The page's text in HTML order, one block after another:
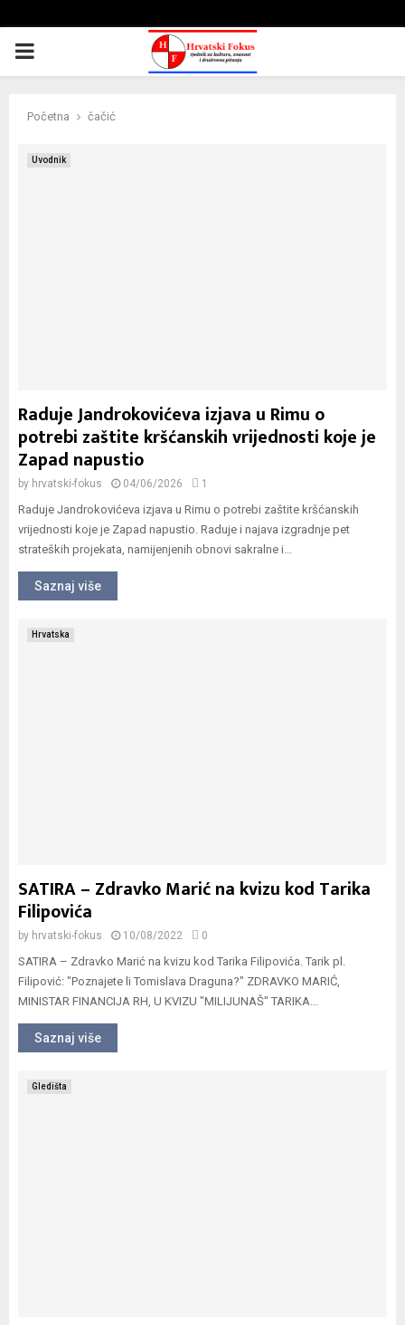
PRIMARY
Početna čačić
Uvodnik
Raduje Jandrokovićeva izjava u Rimu o
potrebi zaštite kršćanskih vrijednosti koje je
Zapad napustio
by hrvatski-fokus 04/06/2026 1
Raduje Jandrokovićeva izjava u Rimu o potrebi zaštite kršćanskih
vrijednosti koje je Zapad napustio. Raduje i najava izgradnje pet
strateških projekata, namijenjenih obnovi sakralne i...
Saznaj više
Hrvatska
SATIRA – Zdravko Marić na kvizu kod Tarika
Filipovića
by hrvatski-fokus 10/08/2022 0
SATIRA – Zdravko Marić na kvizu kod Tarika Filipovića. Tarik pl.
Filipović: "Poznajete li Tomislava Draguna?" ZDRAVKO MARIĆ,
MINISTAR FINANCIJA RH, U KVIZU "MILIJUNAŠ" TARIKA...
Saznaj više
Gledišta